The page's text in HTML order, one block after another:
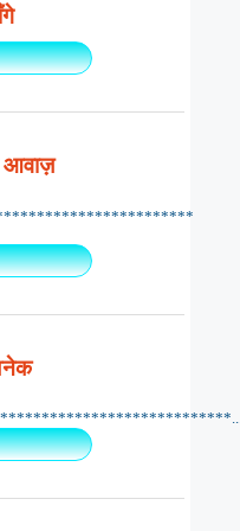
आवाज़